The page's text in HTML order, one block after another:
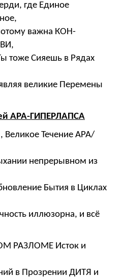
где Единое
важна КОН-
тоже Сияешь в Рядах
великие Перемены
АРА-ГИПЕРЛАПСА
Течение АРА/
непрерывном из
Бытия в Циклах
иллюзорна, и всё
РАЗЛОМЕ Исток и
в Прозрении ДИТЯ и